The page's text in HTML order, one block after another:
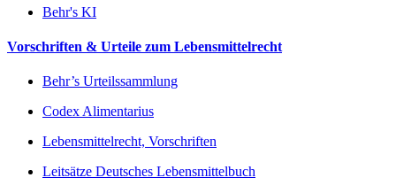
Behr's KI
Vorschriften & Urteile zum Lebensmittelrecht
Behr’s Urteilssammlung
Codex Alimentarius
Lebensmittelrecht, Vorschriften
Leitsätze Deutsches Lebensmittelbuch